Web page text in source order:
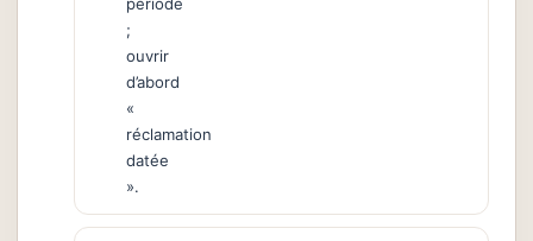
;
ouvrir
d’abord
«
réclamation
datée
».